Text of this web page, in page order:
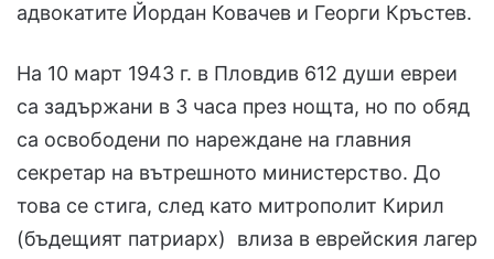
адвокатите Йордан Ковачев и Георги Кръстев.
На 10 март 1943 г. в Пловдив 612 души евреи
са задържани в 3 часа през нощта, но по обяд
са освободени по нареждане на главния
секретар на вътрешното министерство. До
това се стига, след като митрополит Кирил
(бъдещият патриарх) влиза в еврейския лагер